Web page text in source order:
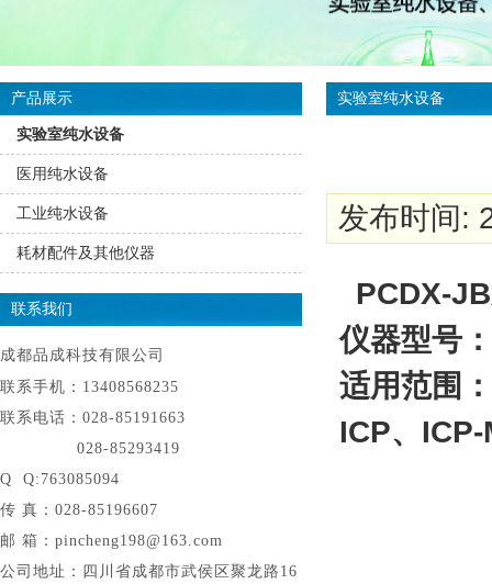
产品展示
实验室纯水设备
医用纯水设备
工业纯水设备
耗材配件及其他仪器
联系我们
成都品成科技有限公司
联系手机：13408568235
联系电话：028-85191663
028-85293419
Q Q:763085094
传 真：028-85196607
邮 箱：pincheng198@163.com
公司地址：四川省成都市武侯区聚龙路16
实验室纯水设备
发布时间:
PCDX-JB
仪器型号：
适用范围
ICP、 ICP-